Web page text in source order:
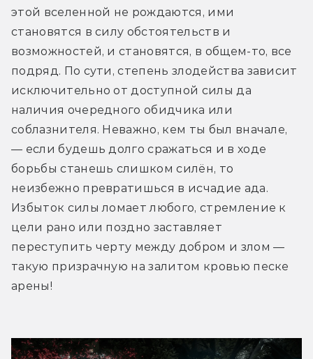
этой вселенной не рождаются, ими
становятся в силу обстоятельств и
возможностей, и становятся, в общем-то, все
подряд. По сути, степень злодейства зависит
исключительно от доступной силы да
наличия очередного обидчика или
соблазнителя. Неважно, кем ты был вначале,
— если будешь долго сражаться и в ходе
борьбы станешь слишком силён, то
неизбежно превратишься в исчадие ада.
Избыток силы ломает любого, стремление к
цели рано или поздно заставляет
переступить черту между добром и злом —
такую призрачную на залитом кровью песке
арены!